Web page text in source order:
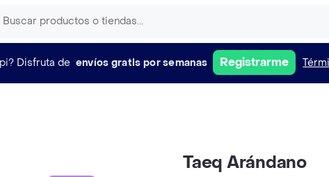
Disfruta de envíos gratis por semanas Registrarme
Taeq Arándano